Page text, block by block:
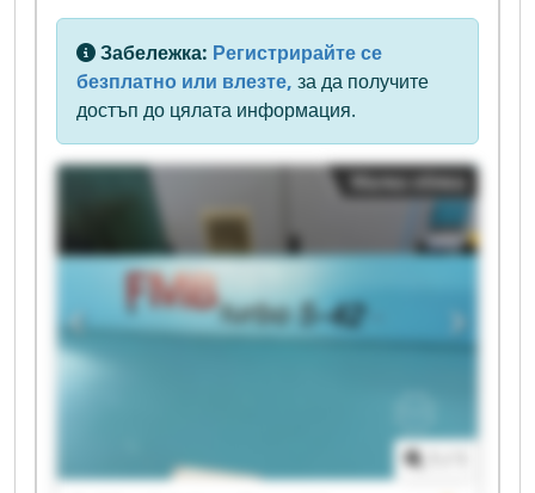
Забележка: Регистрирайте се
безплатно или влезте, за да получите
достъп до цялата информация.
Малка обява